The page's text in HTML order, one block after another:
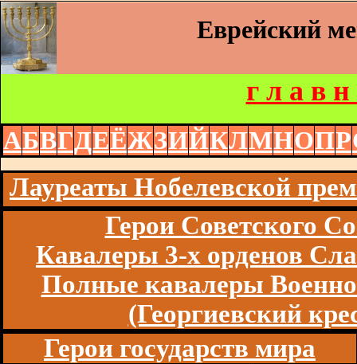
Еврейский
г л а в н
АБВГДЕЁЖЗИЙКЛМНОПР
Лауреаты Нобелевской
Герои Советского
Кавалеры 3-х орденов
Полные кавалеры
(Георгиевский
Герои государств мира